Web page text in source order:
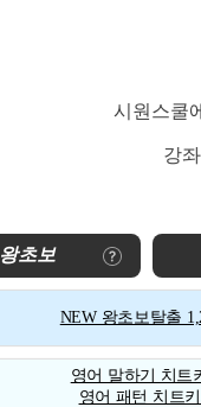
시원스쿨
강
왕초보
NEW 왕초보탈출
영어 말하기 치트
영어 패턴 치트